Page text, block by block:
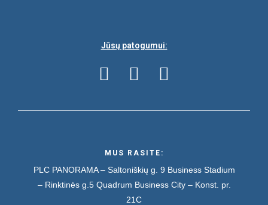
Jūsų patogumui:
MUS RASITE:
PLC PANORAMA – Saltoniškių g. 9 Business Stadium
– Rinktinės g.5 Quadrum Business City – Konst. pr.
21C